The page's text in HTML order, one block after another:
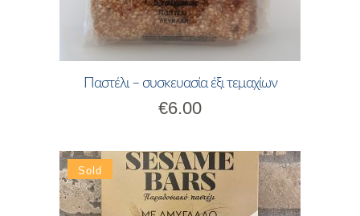
Παστέλι – συσκευασία έξι τεμαχίων
€6.00